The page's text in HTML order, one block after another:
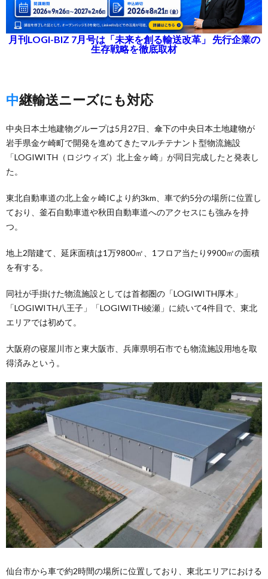
月刊LOGI-BIZ 7月号は「未来を創る輸送改革」 先行企業の
生存戦略を徹底取材
中継輸送ニーズにも対応
中央日本土地建物グループは5月27日、傘下の中央日本土地建物が
岩手県金ケ崎町で開発を進めてきたマルチテナント型物流施設
「LOGIWITH（ロジウィズ）北上金ヶ崎」が同日完成したと発表し
た。
東北自動車道の北上金ヶ崎ICより約3km、車で約5分の場所に位置し
ており、釜石自動車道や秋田自動車道へのアクセスにも強みを持
つ。
地上2階建て、延床面積は1万9800㎡、1フロア当たり9900㎡の面積
を有する。
同社が手掛けた物流施設としては首都圏の「LOGIWITH厚木」
「LOGIWITH八王子」「LOGIWITH綾瀬」に続いて4件目で、東北
エリアでは初めて。
大阪府の寝屋川市と東大阪市、兵庫県明石市でも物流施設用地を取
得済みという。
仙台市から車で約2時間の場所に位置しており、東北エリアにおける